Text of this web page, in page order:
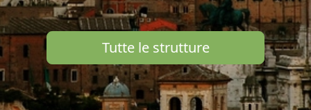
Tutte le strutture